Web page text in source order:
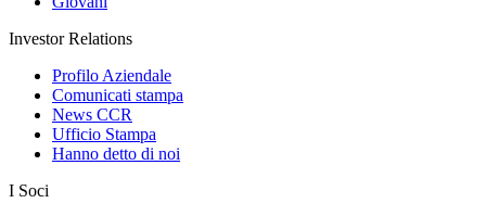
Investor Relations
Profilo Aziendale
Comunicati stampa
News CCR
Ufficio Stampa
Hanno detto di noi
I Soci